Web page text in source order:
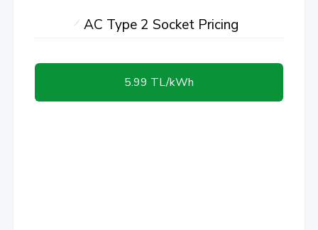
AC Type 2 Socket Pricing
5.99 TL/kWh